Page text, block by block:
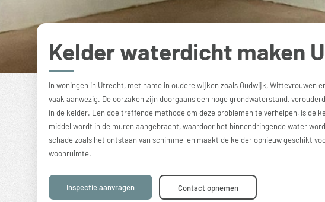
Kelder waterdicht maken
In woningen in Utrecht, met name in oudere wijken zoals Oudwijk, Wittevrouwen
vaak aanwezig. De oorzaken zijn doorgaans een hoge grondwaterstand,
in de kelder. Een doeltreffende methode om deze problemen te verhelpen, is de
middel wordt in de muren aangebracht, waardoor het binnendringende water
schade zoals het ontstaan van schimmel en maakt de kelder opnieuw geschikt
woonruimte.
Inspectie aanvragen Contact opnemen